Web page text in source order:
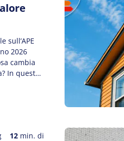
sull’APE
2026
cambia
In questa
12 min. di